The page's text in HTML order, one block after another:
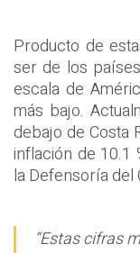
Producto de
ser de los
escala de
más bajo.
debajo de Costa
inflación de 10.1
la Defensoría del
“Estas cifras